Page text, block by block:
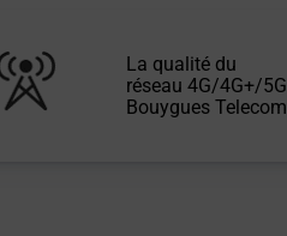
La qualité du
réseau 4G/4G+/5G
Bouygues Telecom